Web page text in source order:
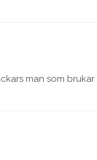
man som brukar